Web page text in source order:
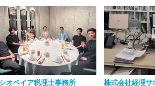
オペイア税理士事務所 株式会社経理サ